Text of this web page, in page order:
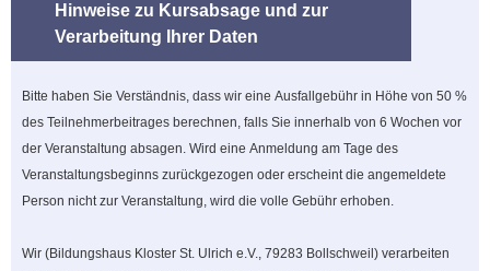
Hinweise zu Kursabsage und zur
Verarbeitung Ihrer Daten
Bitte haben Sie Verständnis, dass wir eine Ausfallgebühr in Höhe von 50 %
des Teilnehmerbeitrages berechnen, falls Sie innerhalb von 6 Wochen vor
der Veranstaltung absagen. Wird eine Anmeldung am Tage des
Veranstaltungsbeginns zurückgezogen oder erscheint die angemeldete
Person nicht zur Veranstaltung, wird die volle Gebühr erhoben.
Wir (Bildungshaus Kloster St. Ulrich e.V., 79283 Bollschweil) verarbeiten